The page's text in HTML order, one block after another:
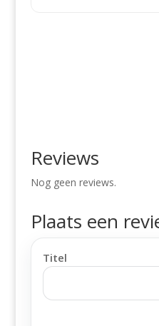
Reviews
Nog geen reviews.
Plaats een
Titel